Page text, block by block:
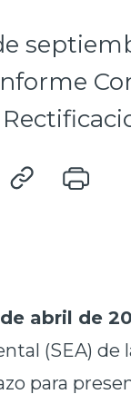
abril de
(SEA) de
para